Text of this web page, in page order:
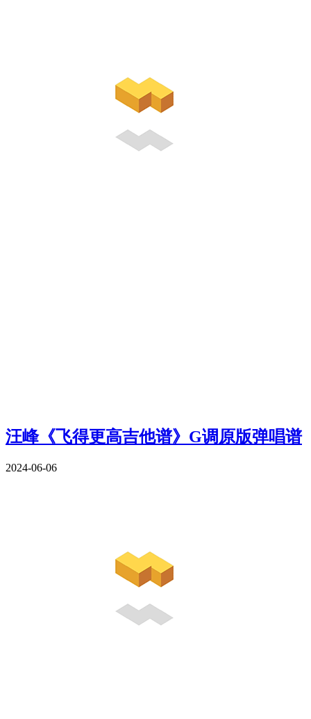
汪峰《飞得更高吉他谱》G调原版弹唱谱
2024-06-06